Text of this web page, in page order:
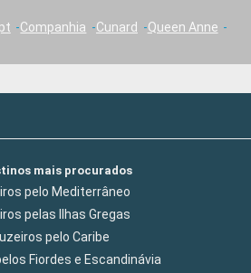
Companhia Cunard
Queen Anne
mais procurados
pelo Mediterrâneo
pelas Ilhas Gregas
pelo Caribe
Fiordes e Escandinávia